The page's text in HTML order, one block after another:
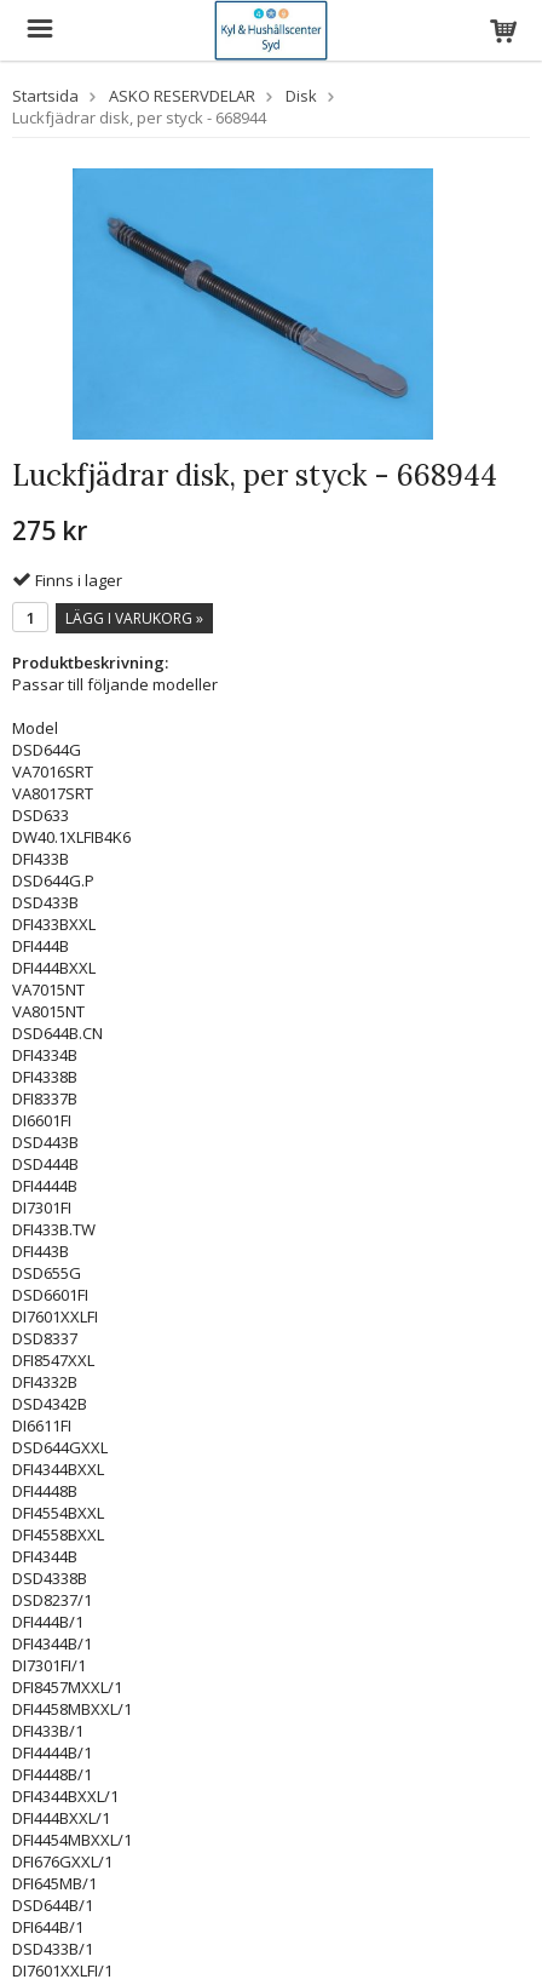
Startsida ASKO RESERVDELAR
Disk
Luckfjädrar disk, per styck - 668944
Luckfjädrar disk, per styck - 668944
275 kr
Finns i lager
LÄGG I VARUKORG »
Produktbeskrivning:
Passar till följande modeller
Model
DSD644G
VA7016SRT
VA8017SRT
DSD633
DW40.1XLFIB4K6
DFI433B
DSD644G.P
DSD433B
DFI433BXXL
DFI444B
DFI444BXXL
VA7015NT
VA8015NT
DSD644B.CN
DFI4334B
DFI4338B
DFI8337B
DI6601FI
DSD443B
DSD444B
DFI4444B
DI7301FI
DFI433B.TW
DFI443B
DSD655G
DSD6601FI
DI7601XXLFI
DSD8337
DFI8547XXL
DFI4332B
DSD4342B
DI6611FI
DSD644GXXL
DFI4344BXXL
DFI4448B
DFI4554BXXL
DFI4558BXXL
DFI4344B
DSD4338B
DSD8237/1
DFI444B/1
DFI4344B/1
DI7301FI/1
DFI8457MXXL/1
DFI4458MBXXL/1
DFI433B/1
DFI4444B/1
DFI4448B/1
DFI4344BXXL/1
DFI444BXXL/1
DFI4454MBXXL/1
DFI676GXXL/1
DFI645MB/1
DSD644B/1
DFI644B/1
DSD433B/1
DI7601XXLFI/1